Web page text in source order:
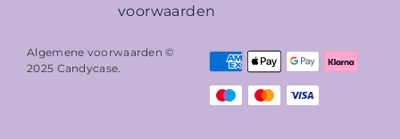
voorwaarden
Algemene voorwaarden ©
2025 Candycase.